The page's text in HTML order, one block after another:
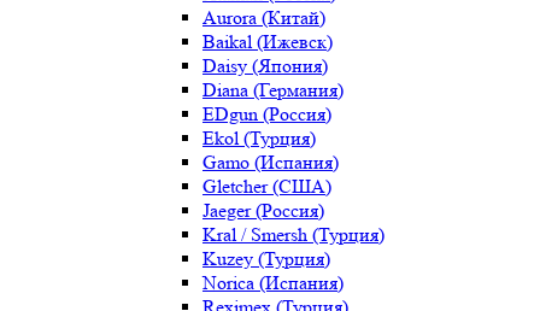
Aurora (Китай)
Baikal (Ижевск)
Daisy (Япония)
Diana (Германия)
EDgun (Россия)
Ekol (Турция)
Gamo (Испания)
Gletcher (США)
Jaeger (Россия)
Kral / Smersh (Турция)
Kuzey (Турция)
Norica (Испания)